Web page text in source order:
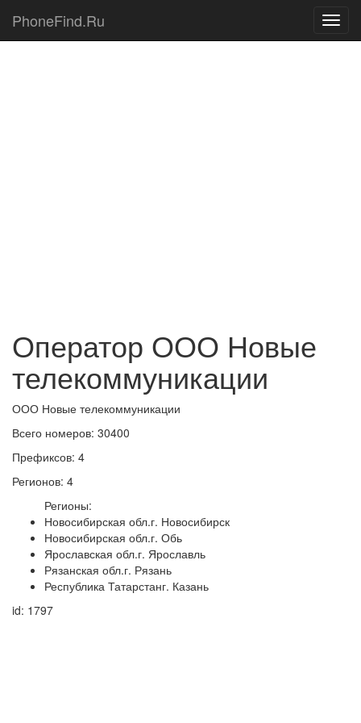
PhoneFind.Ru
Оператор ООО Новые
телекоммуникации
ООО Новые телекоммуникации
Всего номеров: 30400
Префиксов: 4
Регионов: 4
Регионы:
Новосибирская обл.г. Новосибирск
Новосибирская обл.г. Обь
Ярославская обл.г. Ярославль
Рязанская обл.г. Рязань
Республика Татарстанг. Казань
id: 1797